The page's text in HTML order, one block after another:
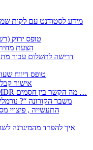
טופס ירוק (רש”ל 18) בקשה להוצאת
2352 – הצעת
2356 – טופס
2357 –
– לבעלי עסקים ובעולם העבודה EMDR מה הקשר בין חסמים …
– משבר הקורונה “? נורמלי החדש